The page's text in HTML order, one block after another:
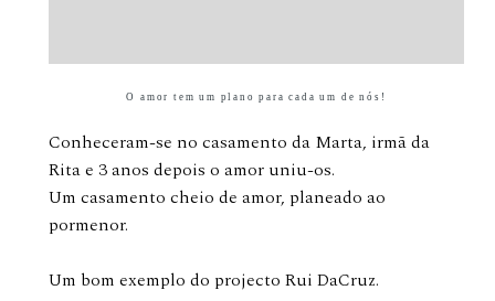
O amor tem um plano para cada um de nós!
Conheceram-se no casamento da Marta, irmã da
Rita e 3 anos depois o amor uniu-os.
Um casamento cheio de amor, planeado ao
pormenor.
Um bom exemplo do projecto Rui DaCruz.